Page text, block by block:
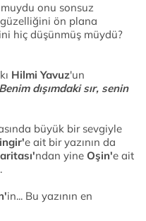
onu sonsuz
ön plana
hiç düşünmüş müydü?
Hilmi Yavuz'un
dışımdaki sır, senin
büyük bir sevgiyle
e ait bir yazının da
ndan yine Oşin'e ait
in... Bu yazının en